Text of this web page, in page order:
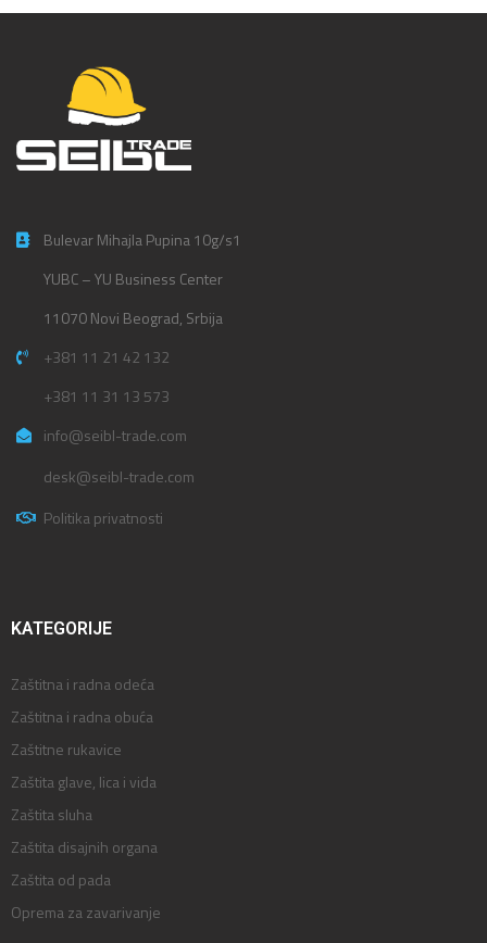
Bulevar Mihajla Pupina 10g/s1
YUBC – YU Business Center
11070 Novi Beograd, Srbija
+381 11 21 42 132
+381 11 31 13 573
info@seibl-trade.com
desk@seibl-trade.com
Politika privatnosti
KATEGORIJE
Zaštitna i radna odeća
Zaštitna i radna obuća
Zaštitne rukavice
Zaštita glave, lica i vida
Zaštita sluha
Zaštita disajnih organa
Zaštita od pada
Oprema za zavarivanje